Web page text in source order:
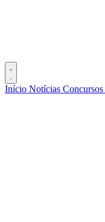
Início Notícias Concursos